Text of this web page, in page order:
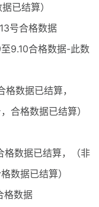
已结算）
号合格数据
9.10合格数据-此数
数据已结算，
合格数据已结算）
格数据已结算，（非
数据已结算）
格数据